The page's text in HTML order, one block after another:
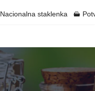
Nacionalna staklenka